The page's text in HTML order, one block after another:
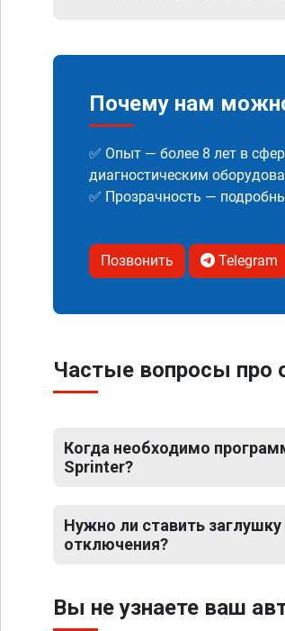
Почему нам
✅ Опыт — более 8 лет в
диагностическим
✅ Прозрачность —
Позвонить Telegram
Частые вопросы про
Когда необходимо
Sprinter?
Нужно ли ставить
отключения?
Вы не узнаете ваш